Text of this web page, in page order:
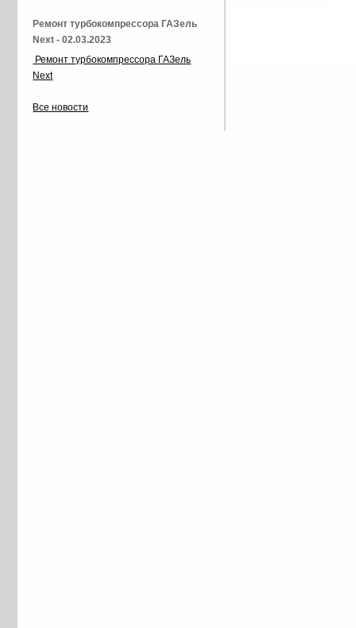
Ремонт турбокомпрессора ГАЗель
Next - 02.03.2023
Ремонт турбокомпрессора ГАЗель
Next
Все новости